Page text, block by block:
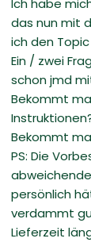
das nun mit
ich den
Ein / zwei
schon jmd
Bekommt
Bekommt
PS: Die
persönlich
verdammt
Lieferzeit